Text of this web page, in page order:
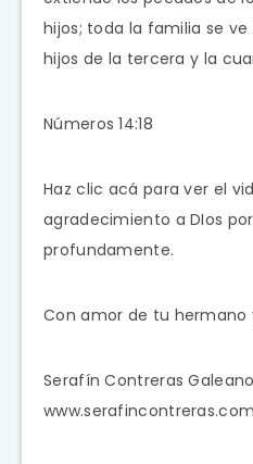
hijos; toda la familia se
hijos de la tercera y la
Números 14:18
Haz clic acá para ver el
agradecimiento a DIos
profundamente.
Con amor de tu hermano
Serafín Contreras
www.serafincontreras.com